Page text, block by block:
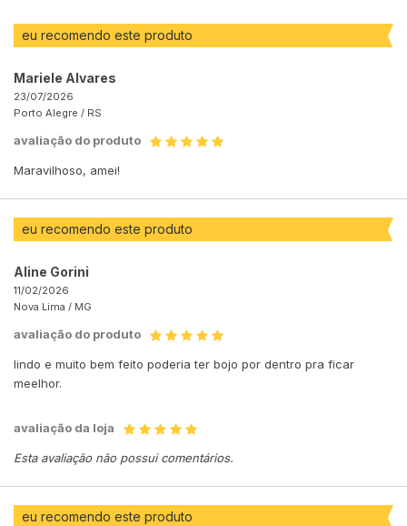
eu recomendo este produto
Mariele Alvares
23/07/2026
Porto Alegre / RS
avaliação do produto
Maravilhoso, amei!
eu recomendo este produto
Aline Gorini
11/02/2026
Nova Lima / MG
avaliação do produto
lindo e muito bem feito poderia ter bojo por dentro pra ficar
meelhor.
avaliação da loja
Esta avaliação não possui comentários.
eu recomendo este produto